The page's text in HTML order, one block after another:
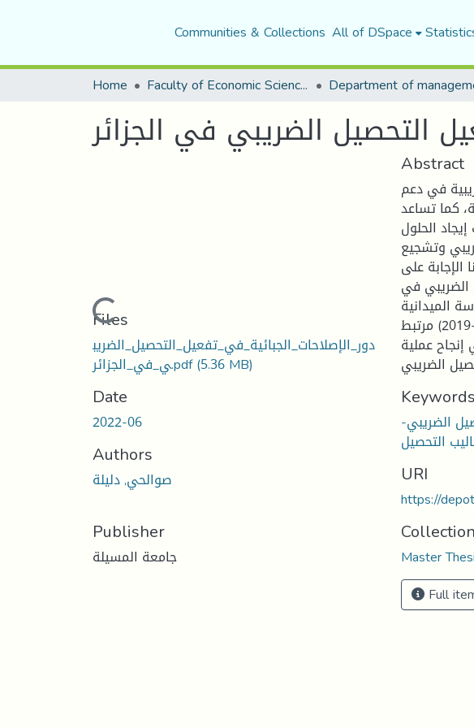
Communities & Collections All of DSpace
Home Faculty of Economic Sciences, Commerce and Management Sciences
التحصيل الضريبي في الجزائر
Loading...
Files
دور_الإصلاحات_الجبائية_في_تفعيل_التحصيل_الضريب
ي_في_الجزائر.pdf(5.36 MB)
Date
2022-06
Authors
صوالحي, دليلة
Publisher
جامعة المسيلة
Abstract
في دعم
كما تساعد
الحلول
وتشجيع
على
الضريبي في
الميدانية
بقباضة الضرائب "وعواع المداني لولاية المسيلة للقترة(2016-2019) مرتبط
عملية
Keywords
الضريبي-
URI
https://
Master
Full